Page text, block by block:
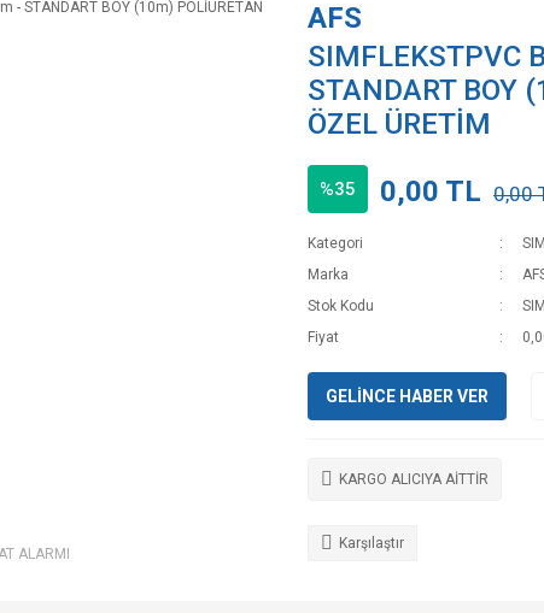
ALARMI
AFS
SIMFLEKSTPVC
STANDART BOY
ÖZEL ÜRETİM
%35 0,00 TL 0,00
Kategori
Marka
Stok Kodu
Fiyat
GELİNCE HABER VER
KARGO ALICIYA AİTTİR
Karşılaştır